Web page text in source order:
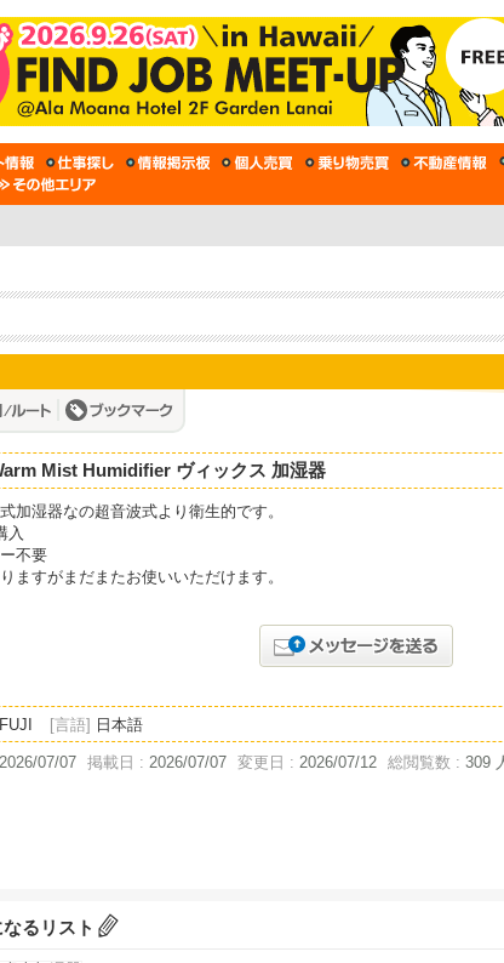
Mist Humidifier ヴィックス 加湿器
加湿器なの超音波式より衛生的です。
入
不要
ますがまだまたお使いいただけます。
FUJI [言語] 日本語
2026/07/07 掲載日 : 2026/07/07 変更日 : 2026/07/12 総閲覧数 : 309
るリスト